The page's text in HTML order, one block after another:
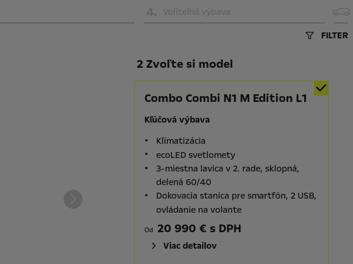
FILTER
2 Zvoľte si model
Combo Combi N1 M Edition L1
Kľúčová výbava
Klimatizácia
ecoLED svetlomety
3-miestna lavica v 2. rade, sklopná,
delená 60/40
Dokovacia stanica pre smartfón, 2 USB,
ovládanie na volante
Od 20 990 € s DPH
Viac detailov